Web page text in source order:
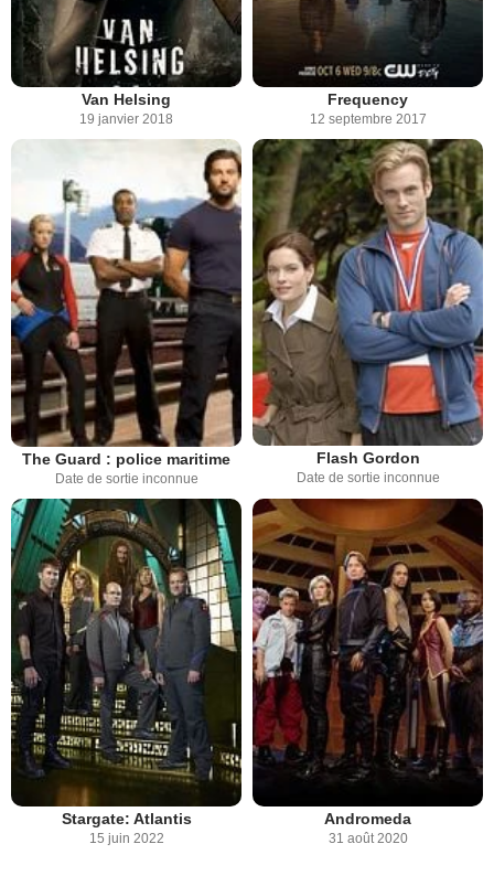
Van Helsing
19 janvier 2018
Frequency
12 septembre 2017
The Guard : police maritime
Date de sortie inconnue
Flash Gordon
Date de sortie inconnue
Stargate: Atlantis
15 juin 2022
Andromeda
31 août 2020